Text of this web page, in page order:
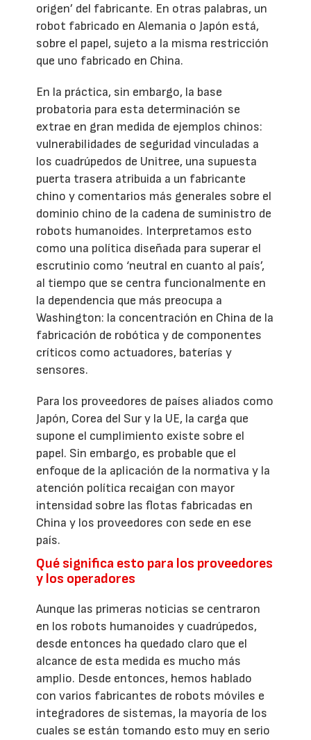
origen’ del fabricante. En otras palabras, un
robot fabricado en Alemania o Japón está,
sobre el papel, sujeto a la misma restricción
que uno fabricado en China.
En la práctica, sin embargo, la base
probatoria para esta determinación se
extrae en gran medida de ejemplos chinos:
vulnerabilidades de seguridad vinculadas a
los cuadrúpedos de Unitree, una supuesta
puerta trasera atribuida a un fabricante
chino y comentarios más generales sobre el
dominio chino de la cadena de suministro de
robots humanoides. Interpretamos esto
como una política diseñada para superar el
escrutinio como ‘neutral en cuanto al país’,
al tiempo que se centra funcionalmente en
la dependencia que más preocupa a
Washington: la concentración en China de la
fabricación de robótica y de componentes
críticos como actuadores, baterías y
sensores.
Para los proveedores de países aliados como
Japón, Corea del Sur y la UE, la carga que
supone el cumplimiento existe sobre el
papel. Sin embargo, es probable que el
enfoque de la aplicación de la normativa y la
atención política recaigan con mayor
intensidad sobre las flotas fabricadas en
China y los proveedores con sede en ese
país.
Qué significa esto para los proveedores
y los operadores
Aunque las primeras noticias se centraron
en los robots humanoides y cuadrúpedos,
desde entonces ha quedado claro que el
alcance de esta medida es mucho más
amplio. Desde entonces, hemos hablado
con varios fabricantes de robots móviles e
integradores de sistemas, la mayoría de los
cuales se están tomando esto muy en serio